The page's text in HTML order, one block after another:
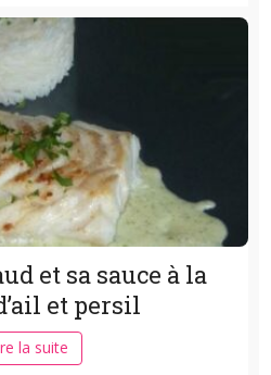
et sa sauce à la
et persil
la suite